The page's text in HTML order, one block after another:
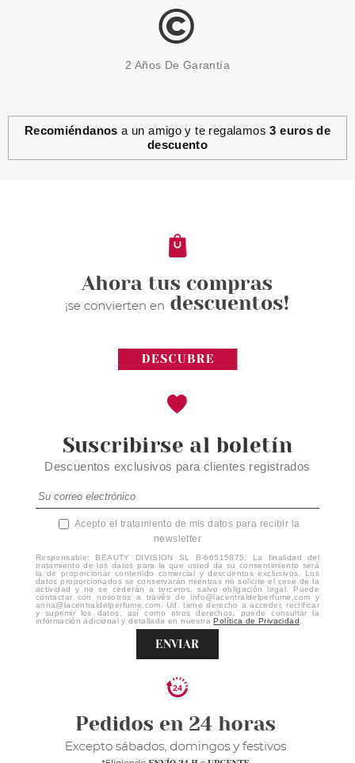
CATRICE
3.30€
2 Años De Garantía
Recomiéndanos a un amigo y te regalamos3 euros de
descuento
Suscribirse al boletín
Descuentos exclusivos para clientes registrados
Acepto el tratamiento de mis datos para recibir la
newsletter
Responsable: BEAUTY DIVISION SL B-66515875. La finalidad del
tratamiento de los datos para la que usted da su consentimiento será
la de proporcionar contenido comercial y descuentos exclusivos. Los
datos proporcionados se conservarán mientras no solicite el cese de la
actividad y no se cederán a terceros, salvo obligación legal. Puede
contactar con nosotros a través de info@lacentraldelperfume.com y
anna@lacentraldelperfume.com. Ud. tiene derecho a acceder, rectificar
y suprimir los datos, así como otros derechos, puede consultar la
información adicional y detallada en nuestraPolítica de Privacidad
ENVIAR